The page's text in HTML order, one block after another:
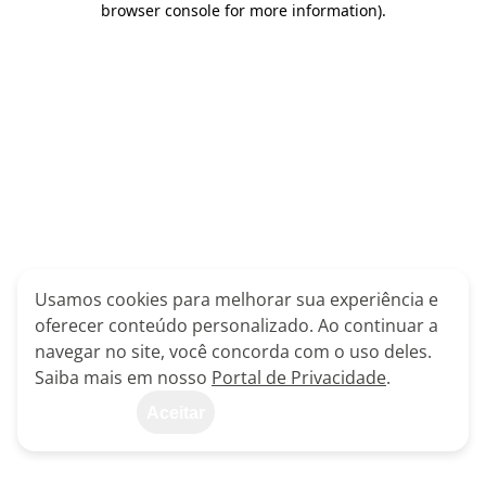
browser console for more information).
Usamos cookies para melhorar sua experiência e
oferecer conteúdo personalizado. Ao continuar a
navegar no site, você concorda com o uso deles.
Saiba mais em nosso Portal de Privacidade.